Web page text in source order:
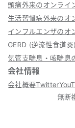
頭痛外来のオンライ
生活習慣病外来のオ
インフルエンザのオ
GERD (逆流性食道
気管支喘息・咳喘息
会社情報
会社概要Twitter
無断